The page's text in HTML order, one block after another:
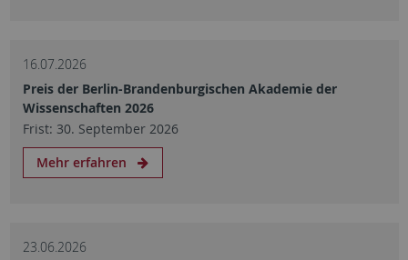
16.07.2026
Preis der Berlin-Brandenburgischen Akademie der
Wissenschaften 2026
Frist: 30. September 2026
Mehr erfahren
23.06.2026